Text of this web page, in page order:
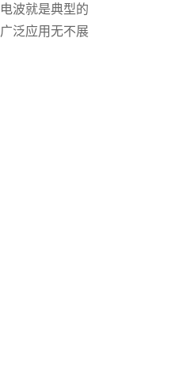
波就是典型的
泛应用无不展